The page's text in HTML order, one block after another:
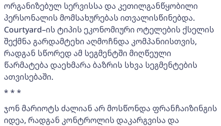
ორგანიზებულ სერვისსა და კეთილგანწყობილი
პერსონალის მომსახურებას ითვალისწინებდა.
Courtyard–ის ტიპის ეკონომიური ოტელების ქსელის
შექმნა გარდამტეხი აღმოჩნდა კომპანიისთვის,
რადგან სწორედ ამ სეგმენტში მიღწეული
წარმატება დაეხმარა ბაზრის სხვა სეგმენტების
ათვისებაში.
* * *
ჯონ მარიოტს ძალიან არ მოსწონდა ფრანჩაიზინგის
იდეა, რადგან კონტროლის დაკარგვისა და